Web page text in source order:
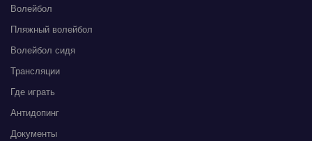
Волейбол
Пляжный волейбол
Волейбол сидя
Трансляции
Где играть
Антидопинг
Документы